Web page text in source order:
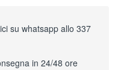
su whatsapp allo 337
in 24/48 ore